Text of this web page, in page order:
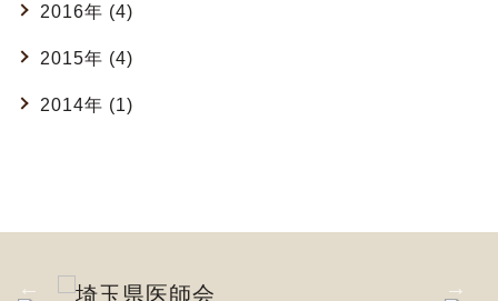
2016年 (4)
2015年 (4)
2014年 (1)